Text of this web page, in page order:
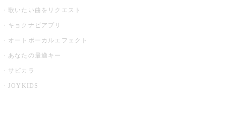
歌いたい曲をリクエスト
キョクナビアプリ
オートボーカルエフェクト
あなたの最適キー
サビカラ
JOYKIDS